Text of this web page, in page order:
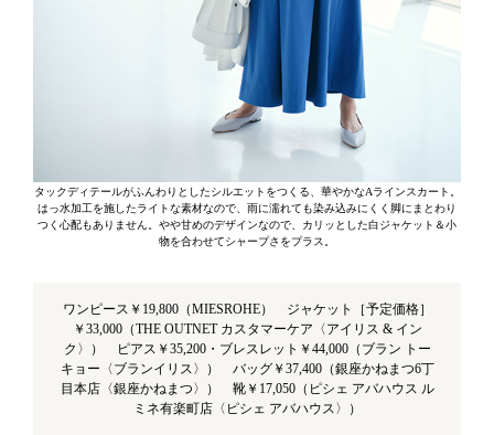
タックディテールがふんわりとしたシルエットをつくる、華やかなAラインスカート。
はっ水加工を施したライトな素材なので、雨に濡れても染み込みにくく脚にまとわり
つく心配もありません。やや甘めのデザインなので、カリッとした白ジャケット＆小
物を合わせてシャープさをプラス。
ワンピース￥19,800（MIESROHE） ジャケット［予定価格］
￥33,000（THE OUTNET カスタマーケア〈アイリス & イン
ク〉） ピアス￥35,200・ブレスレット￥44,000（ブラン トー
キョー〈ブランイリス〉） バッグ￥37,400（銀座かねまつ6丁
目本店〈銀座かねまつ〉） 靴￥17,050（ピシェ アバハウス ル
ミネ有楽町店〈ピシェ アバハウス〉）